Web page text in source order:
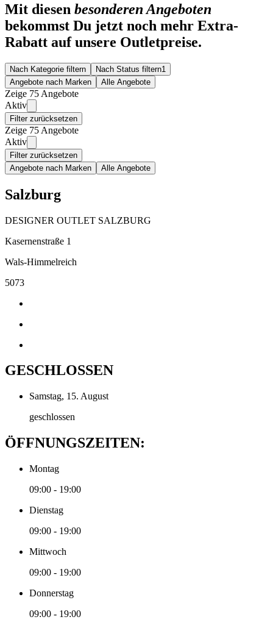
Mit diesen besonderen Angeboten
bekommst Du jetzt noch mehr Extra-
Rabatt auf unsere Outletpreise.
Nach Kategorie filtern Nach Status filtern1
Angebote nach Marken
Alle Angebote
Zeige 75 Angebote
Aktiv
Filter zurücksetzen
Zeige 75 Angebote
Aktiv
Filter zurücksetzen
Angebote nach Marken
Alle Angebote
Salzburg
DESIGNER OUTLET SALZBURG
Kasernenstraße 1
Wals-Himmelreich
5073
GESCHLOSSEN
Samstag, 15. August
geschlossen
ÖFFNUNGSZEITEN:
Montag
09:00 - 19:00
Dienstag
09:00 - 19:00
Mittwoch
09:00 - 19:00
Donnerstag
09:00 - 19:00